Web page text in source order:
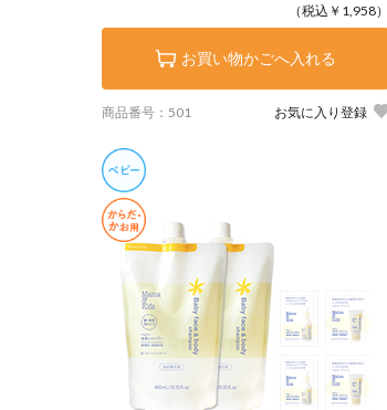
（税込￥1,958）
お買い物かごへ入れる
商品番号：501 お気に入り登録